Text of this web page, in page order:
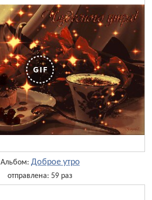
Альбом: Доброе утро
отправлена: 59 раз